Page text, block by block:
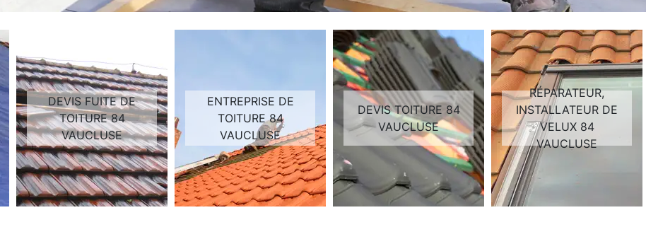
DEVIS FUITE DE
TOITURE 84
VAUCLUSE
ENTREPRISE DE
TOITURE 84
VAUCLUSE
DEVIS TOITURE 84
VAUCLUSE
RÉPARATEUR,
INSTALLATEUR DE
VELUX 84
VAUCLUSE